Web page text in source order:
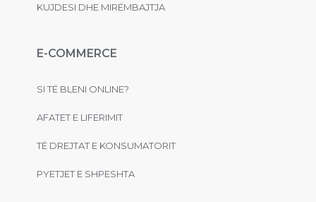
KUJDESI DHE MIRËMBAJTJA
E-COMMERCE
SI TË BLENI ONLINE?
AFATET E LIFERIMIT
TË DREJTAT E KONSUMATORIT
PYETJET E SHPESHTA